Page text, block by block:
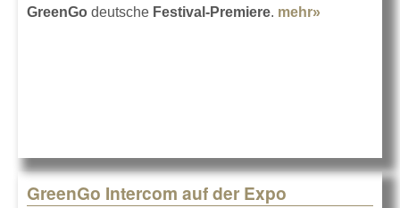
GreenGo deutsche Festival-Premiere. mehr»
GreenGo Intercom auf der Expo